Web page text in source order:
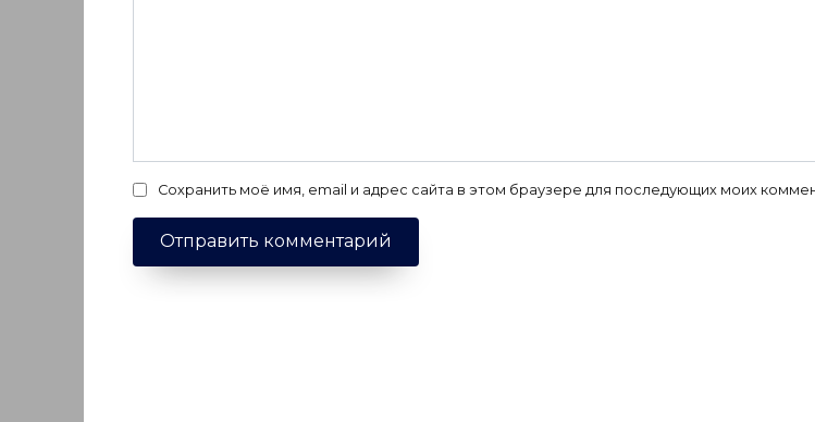
Сохранить моё имя, email и адрес сайта в этом браузере для последующих моих